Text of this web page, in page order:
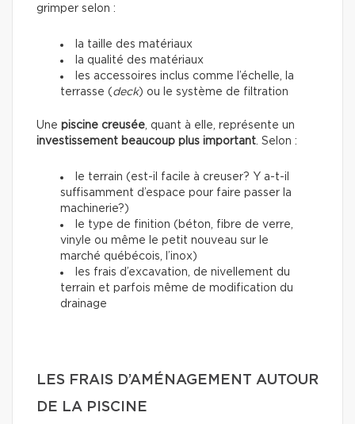
grimper selon :
la taille des matériaux
la qualité des matériaux
les accessoires inclus comme l’échelle, la
terrasse ( deck) ou le système de filtration
Une piscine creusée, quant à elle, représente un
investissement beaucoup plus important. Selon :
le terrain (est-il facile à creuser? Y a-t-il
suffisamment d’espace pour faire passer la
machinerie?)
le type de finition (béton, fibre de verre,
vinyle ou même le petit nouveau sur le
marché québécois, l’inox)
les frais d’excavation, de nivellement du
terrain et parfois même de modification du
drainage
LES FRAIS D’AMÉNAGEMENT AUTOUR
DE LA PISCINE